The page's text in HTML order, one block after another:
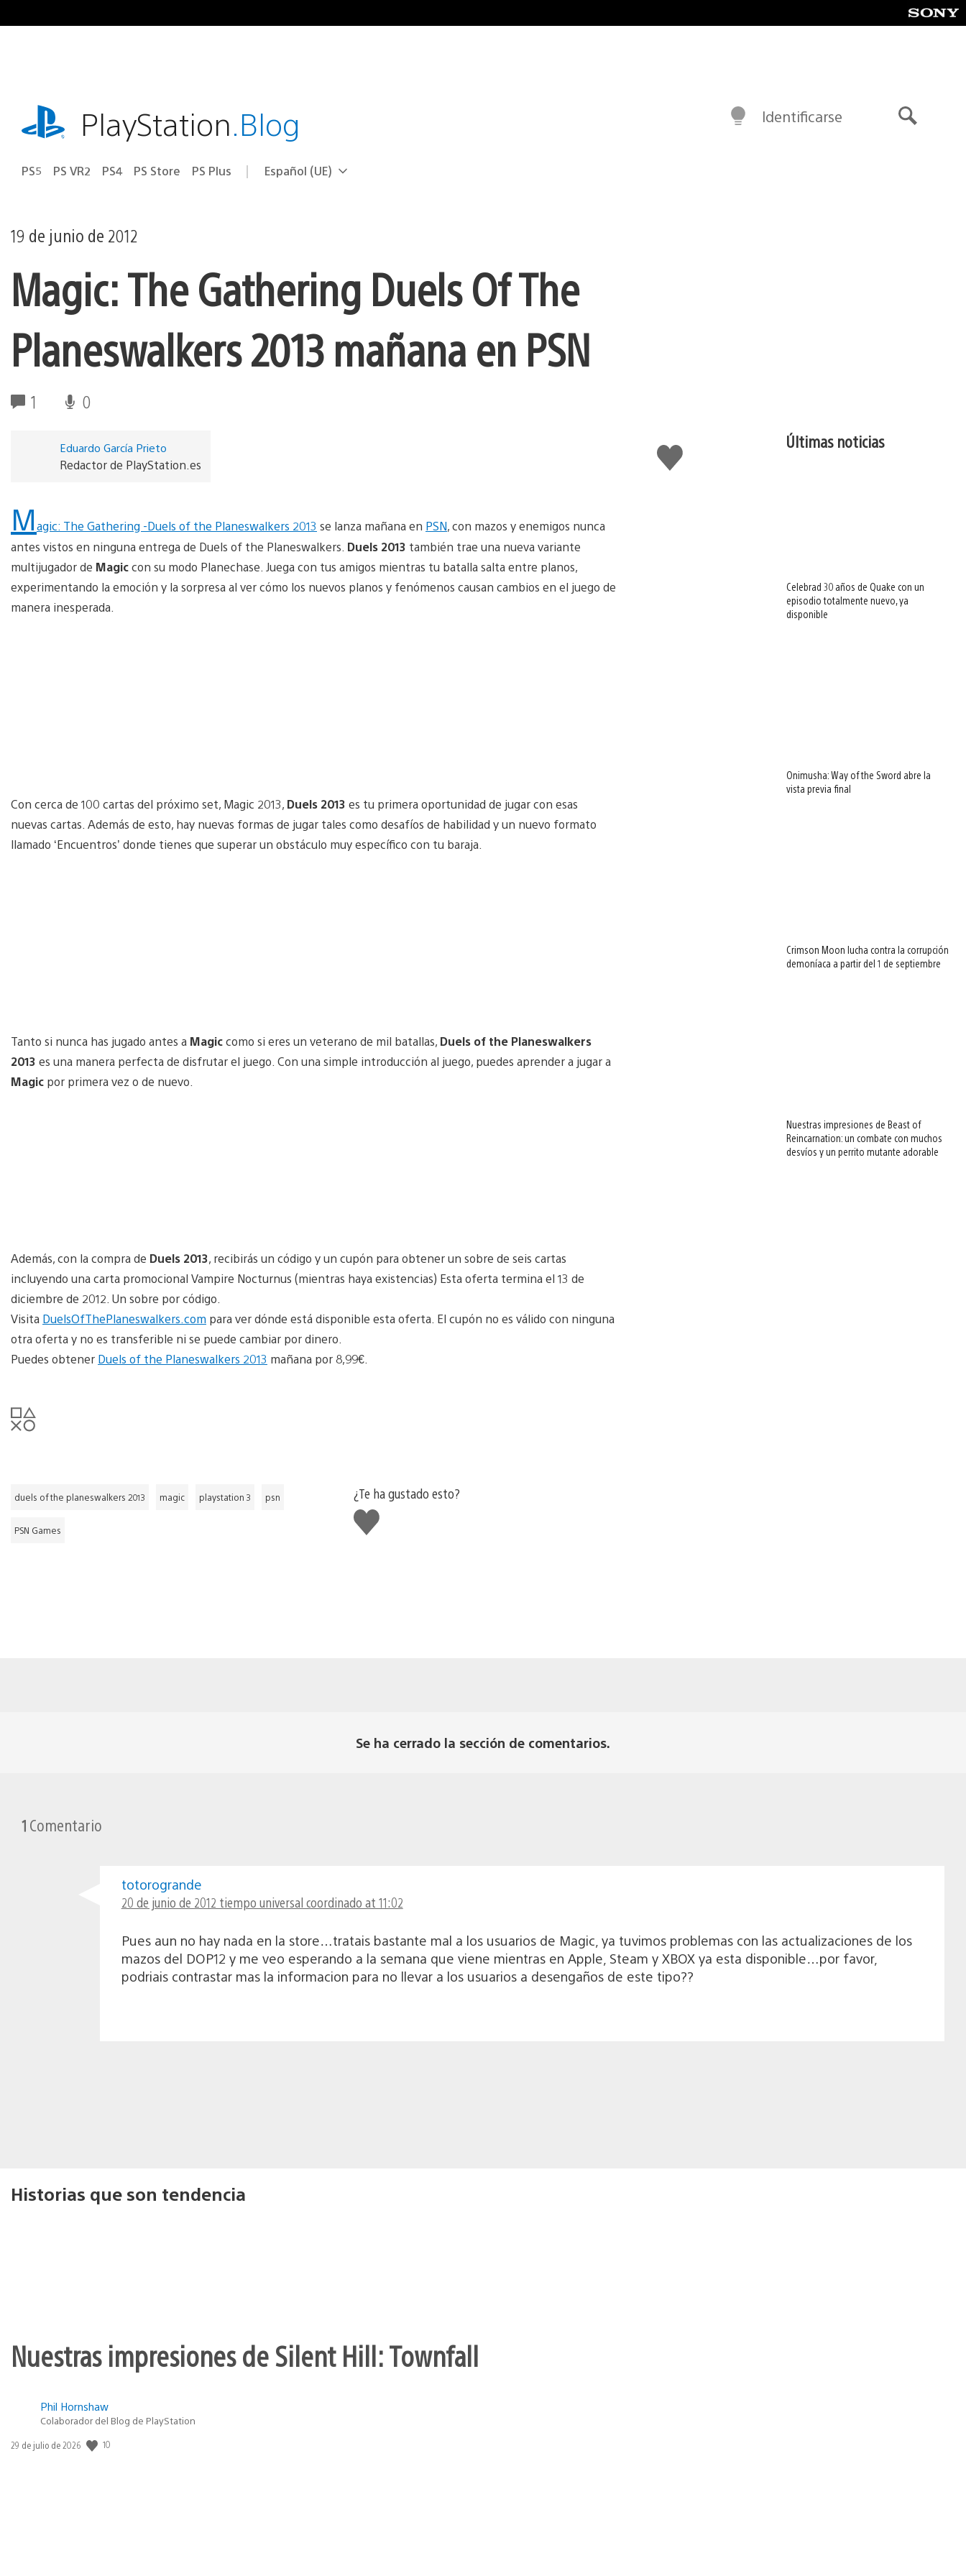
al
playstation.comPlayStation.Blog
PS5 PS VR2 PS4 PS Store PS Plus Selecciona
Región
Español (UE)
Identificarse
19 de junio de 2012
Magic: The Gathering Duels Of The
Planeswalkers 2013 mañana en PSN
1 0
Me
gusta
Eduardo García Prieto
Redactor de PlayStation.es
Magic: The Gathering -Duels of the Planeswalkers 2013 se lanza mañana en PSN, con mazos y enemigos nunca
antes vistos en ninguna entrega de Duels of the Planeswalkers. Duels 2013 también trae una nueva variante
multijugador de Magiccon su modo Planechase. Juega con tus amigos mientras tu batalla salta entre planos,
experimentando la emoción y la sorpresa al ver cómo los nuevos planos y fenómenos causan cambios en el juego de
manera inesperada.
Con cerca de 100 cartas del próximo set, Magic 2013, Duels 2013 es tu primera oportunidad de jugar con esas
nuevas cartas. Además de esto, hay nuevas formas de jugar tales como desafíos de habilidad y un nuevo formato
llamado ‘Encuentros’ donde tienes que superar un obstáculo muy específico con tu baraja.
Tanto si nunca has jugado antes a Magiccomo si eres un veterano de mil batallas, Duels of the Planeswalkers
2013 es una manera perfecta de disfrutar el juego. Con una simple introducción al juego, puedes aprender a jugar a
Magic por primera vez o de nuevo.
Además, con la compra de Duels 2013, recibirás un código y un cupón para obtener un sobre de seis cartas
incluyendo una carta promocional Vampire Nocturnus (mientras haya existencias) Esta oferta termina el 13 de
diciembre de 2012. Un sobre por código.
Visita DuelsOfThePlaneswalkers.com para ver dónde está disponible esta oferta. El cupón no es válido con ninguna
otra oferta y no es transferible ni se puede cambiar por dinero.
Puedes obtener Duels of the Planeswalkers 2013 mañana por 8,99€.
duels of the planeswalkers 2013 magic playstation 3 psn
PSN Games
¿Te ha gustado esto?
Me
gusta
Últimas noticias
Celebrad 30 años de Quake con un
episodio totalmente nuevo, ya
disponible
Onimusha: Way of the Sword abre la
vista previa final
Crimson Moon lucha contra la corrupción
demoníaca a partir del 1 de septiembre
Nuestras impresiones de Beast of
Reincarnation: un combate con muchos
desvíos y un perrito mutante adorable
Se ha cerrado la sección de comentarios.
1 Comentario
totorogrande
20 de junio de 2012 tiempo universal coordinado at 11:02
Pues aun no hay nada en la store…tratais bastante mal a los usuarios de Magic, ya tuvimos problemas con las actualizaciones de los
mazos del DOP12 y me veo esperando a la semana que viene mientras en Apple, Steam y XBOX ya esta disponible…por favor,
podriais contrastar mas la informacion para no llevar a los usuarios a desengaños de este tipo??
Historias que son tendencia
Nuestras impresiones de Silent Hill: Townfall
Phil Hornshaw
Colaborador del Blog de PlayStation
Fecha
29 de julio de 2026 10